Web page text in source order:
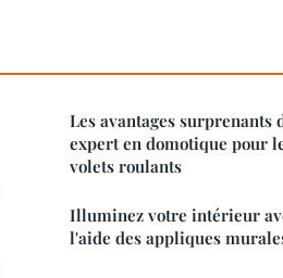
Les avantages surprenants
expert en domotique pour
volets roulants
Illuminez votre intérieur
l'aide des appliques